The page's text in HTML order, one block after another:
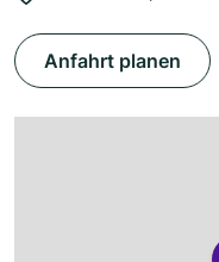
Anfahrt planen